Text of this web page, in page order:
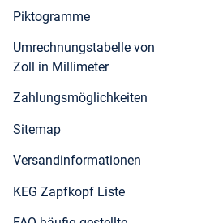
Piktogramme
Umrechnungstabelle von
Zoll in Millimeter
Zahlungsmöglichkeiten
Sitemap
Versandinformationen
KEG Zapfkopf Liste